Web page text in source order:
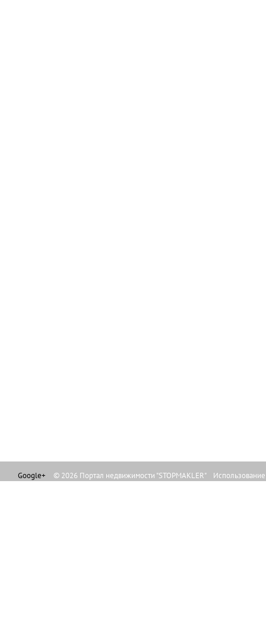
Google+ © 2026 Портал недвижимости "STOPMAKLER"